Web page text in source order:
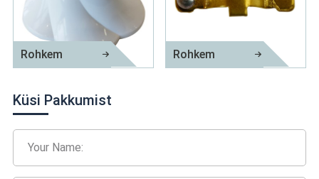
Rohkem
Rohkem
Küsi Pakkumist